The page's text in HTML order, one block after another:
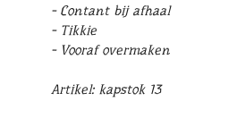
- Contant bij afhaal
- Tikkie
- Vooraf overmaken
Artikel: kapstok 13